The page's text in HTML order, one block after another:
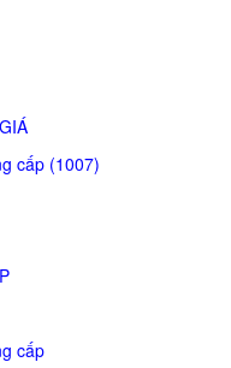
cấp (1007)
cấp